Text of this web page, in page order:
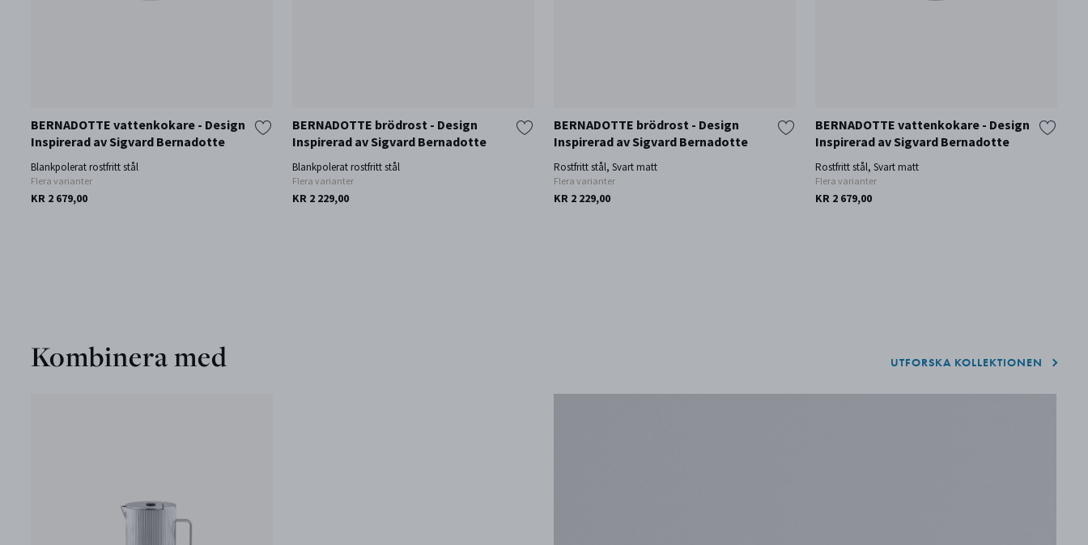
BERNADOTTE vattenkokare - Design
Inspirerad av Sigvard Bernadotte
Blankpolerat rostfritt stål
Flera varianter
KR 2 679,00
BERNADOTTE brödrost - Design
Inspirerad av Sigvard Bernadotte
Blankpolerat rostfritt stål
Flera varianter
KR 2 229,00
BERNADOTTE brödrost - Design
Inspirerad av Sigvard Bernadotte
Rostfritt stål, Svart matt
Flera varianter
KR 2 229,00
BERNADOTTE vattenkokare - Design
Inspirerad av Sigvard Bernadotte
Rostfritt stål, Svart matt
Flera varianter
KR 2 679,00
UTFORSKA KOLLEKTIONEN
Kombinera med